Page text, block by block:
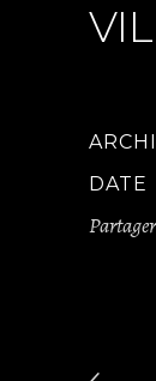
DATE
Partager